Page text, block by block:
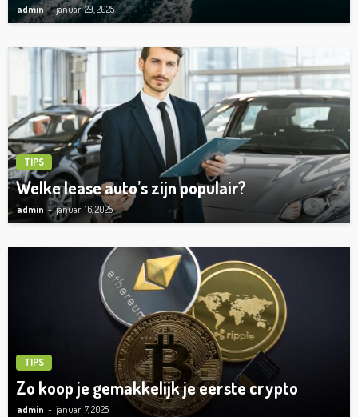
admin januari 29, 2025
TIPS
Welke lease auto’s zijn populair?
admin januari 16, 2025
TIPS
Zo koop je gemakkelijk je eerste crypto
admin januari 7, 2025